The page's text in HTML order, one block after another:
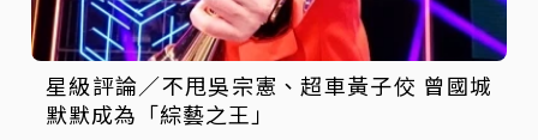
星級評論／不甩吳宗憲、超車黃子佼 曾國城
默默成為「綜藝之王」